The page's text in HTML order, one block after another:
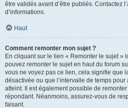
être validés avant d’être publiés. Contactez
d’informations.
Haut
Comment remonter mon sujet ?
En cliquant sur le lien « Remonter le sujet »
pouvez remonterle sujet en haut du forum
vous ne voyez pas ce lien, cela signifie que
désactivée ou que l’intervalle de temps pour
atteint. Il est également possible de
répondant. Néanmoins, assurez-vous de
faisant.